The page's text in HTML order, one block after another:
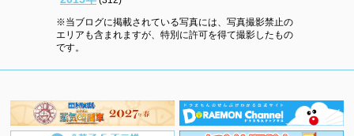
※当ブログに掲載されている写真には、写真撮影禁止の
エリアも含まれますが、特別に許可を得て撮影したもの
です。